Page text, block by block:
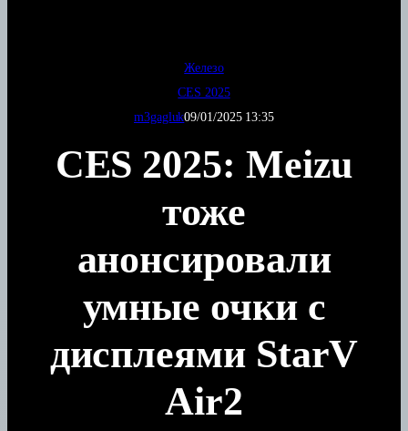
Железо
CES 2025
m3gagluk09/01/2025 13:35
CES 2025: Meizu
тоже
анонсировали
умные очки с
дисплеями StarV
Air2